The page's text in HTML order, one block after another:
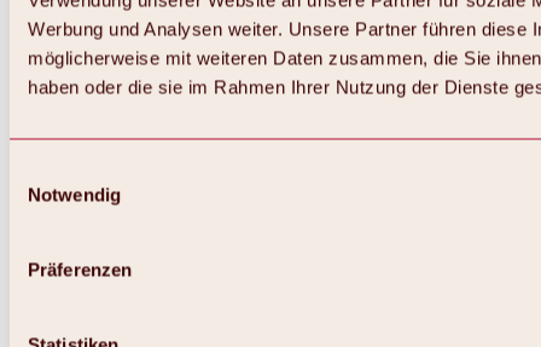
Werbung und Analysen weiter. Unsere Partner führen diese
möglicherweise mit weiteren Daten zusammen, die Sie
haben oder die sie im Rahmen Ihrer Nutzung der Dienste
Notwendig
Präferenzen